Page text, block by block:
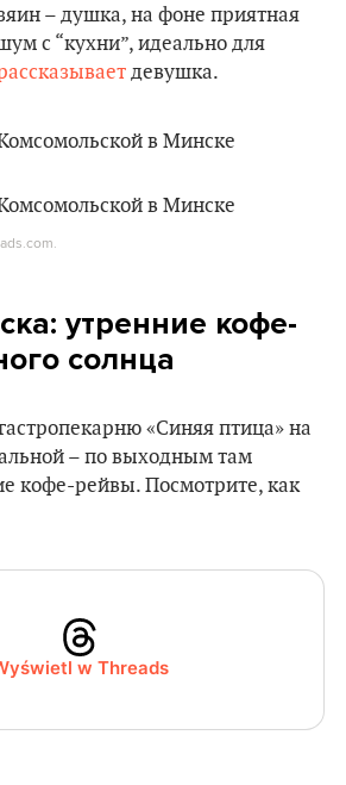
– душка, на фоне приятная
с “кухни”, идеально для
девушка.
утренние кофе-
солнца
«Синяя птица» на
– по выходным там
кофе-рейвы. Посмотрите, как
w Threads